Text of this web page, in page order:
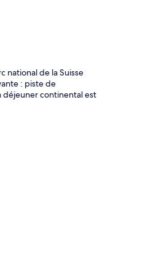
national de la Suisse
: piste de
déjeuner continental est